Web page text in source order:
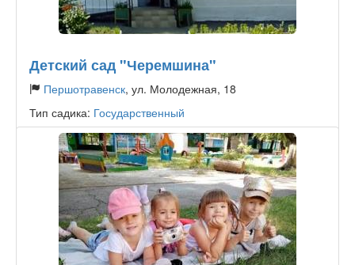
Детский сад "Черемшина"
Першотравенск, ул. Молодежная, 18
Тип садика: Государственный